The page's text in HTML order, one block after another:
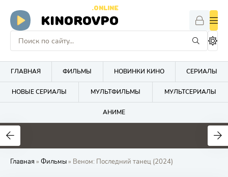
KINOROVPO
.ONLINE
ГЛАВНАЯ ФИЛЬМЫ НОВИНКИ КИНО СЕРИАЛЫ
НОВЫЕ СЕРИАЛЫ МУЛЬТФИЛЬМЫ МУЛЬТСЕРИАЛЫ
АНИМЕ
Главная » Фильмы» Веном: Последний танец (2024)